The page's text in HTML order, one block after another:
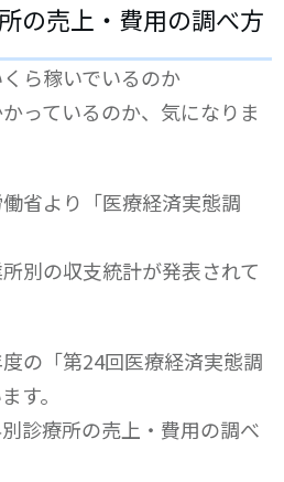
の売上・費用の調べ方
ら稼いでいるのか
っているのか、気になりま
省より「医療経済実態調
別の収支統計が発表されて
の「第24回医療経済実態調
す。
診療所の売上・費用の調べ